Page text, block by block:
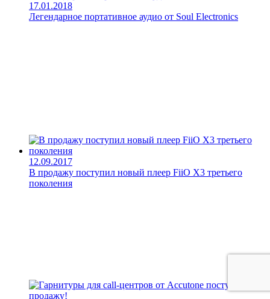
17.01.2018
Легендарное портативное аудио от Soul Electronics
12.09.2017
В продажу поступил новый плеер FiiO X3 третьего
поколения